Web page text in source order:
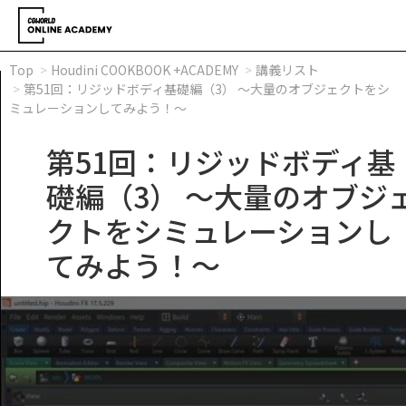
Top Houdini COOKBOOK +ACADEMY
講義リスト
第51回：リジッドボディ基礎編（3） ～大量のオブジェクトをシ
ミュレーションしてみよう！～
第51回：リジッドボディ基
礎編（3） ～大量のオブジ
クトをシミュレーションし
てみよう！～